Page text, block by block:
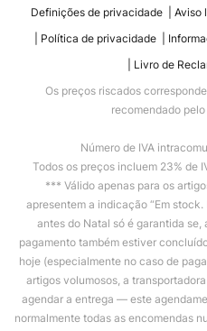
Definições de privacidade Aviso
Política de privacidade
Livro de
Os preços riscados
recomendado
Número de IVA
Todos os preços incluem 23% de
*** Válido apenas para os
apresentem a indicação “Em
antes do Natal só é garantida
pagamento também estiver
hoje (especialmente no caso de
artigos volumosos, a
agendar a entrega — este
normalmente todas as encomendas